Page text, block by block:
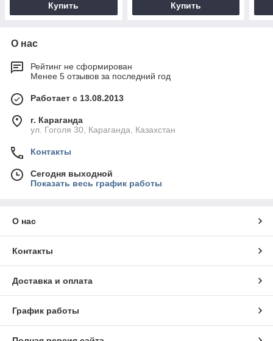
Купить Купить
О нас
Рейтинг не сформирован
Менее 5 отзывов за последний год
Работает с 13.08.2013
г. Караганда
ул. Гоголя 30, Караганда, Казахстан
Контакты
Сегодня выходной
Показать весь график работы
О нас
Контакты
Доставка и оплата
График работы